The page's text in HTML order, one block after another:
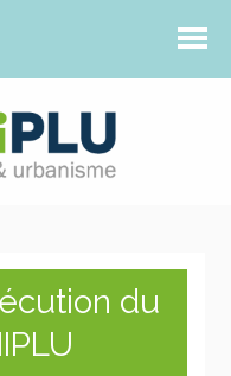
du